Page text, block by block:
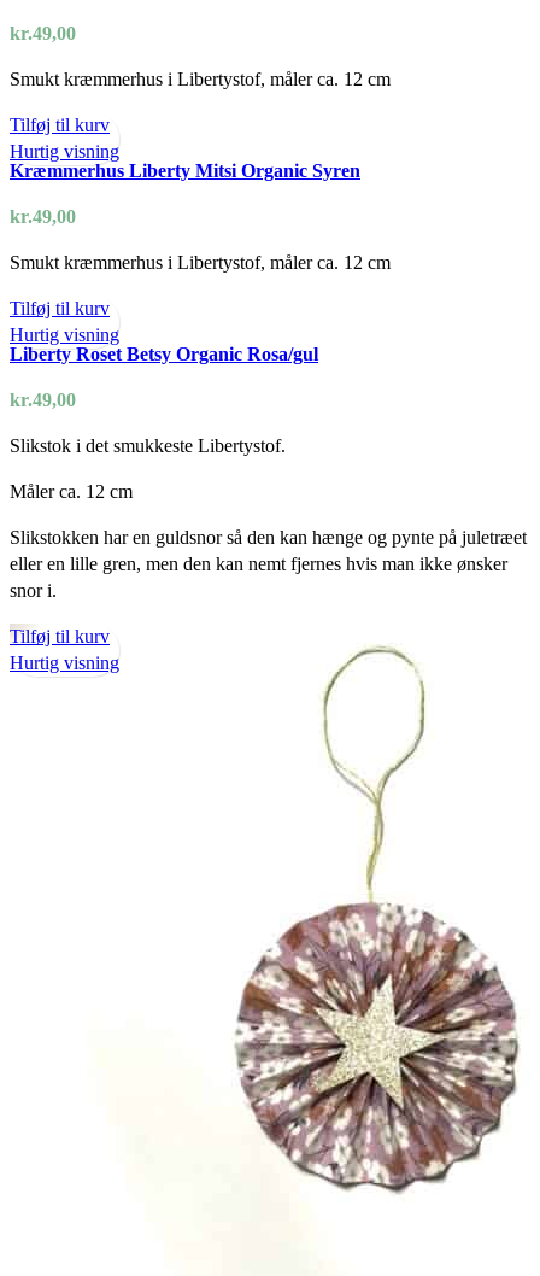
kr.49,00
Smukt kræmmerhus i Libertystof, måler ca. 12 cm
Tilføj til kurv
Hurtig visning
Kræmmerhus Liberty Mitsi Organic Syren
kr.49,00
Smukt kræmmerhus i Libertystof, måler ca. 12 cm
Tilføj til kurv
Hurtig visning
Liberty Roset Betsy Organic Rosa/gul
kr.49,00
Slikstok i det smukkeste Libertystof.
Måler ca. 12 cm
Slikstokken har en guldsnor så den kan hænge og pynte på juletræet
eller en lille gren, men den kan nemt fjernes hvis man ikke ønsker
snor i.
Tilføj til kurv
Hurtig visning